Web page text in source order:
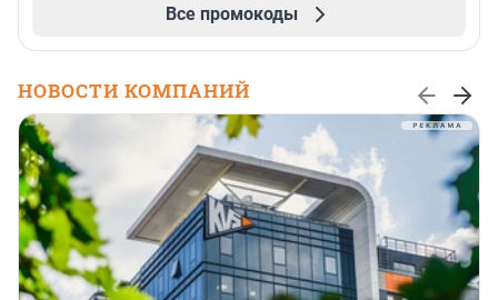
Все промокоды
НОВОСТИ КОМПАНИЙ